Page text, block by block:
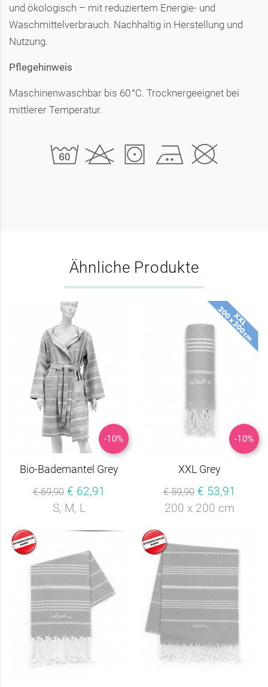
und ökologisch – mit reduziertem Energie- und
Waschmittelverbrauch. Nachhaltig in Herstellung und
Nutzung.
Pflegehinweis
Maschinenwaschbar bis 60 °C. Trocknergeeignet bei
mittlerer Temperatur.
Ähnliche Produkte
-10%
Bio-Bademantel Grey
€ 69,90 € 62,91
S, M, L
-10%
XXL Grey
€ 59,90 € 53,91
200 x 200 cm